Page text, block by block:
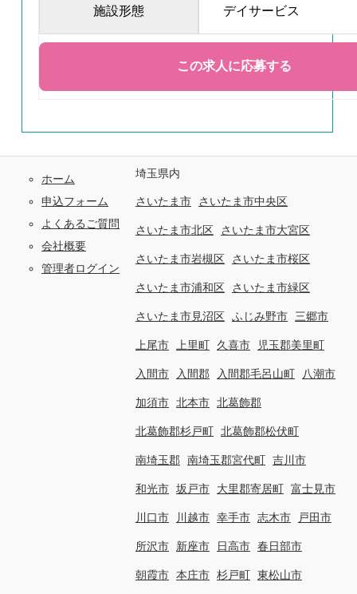
施設形態 デイサービス
ホーム
申込フォーム
よくあるご質問
会社概要
管理者ログイン
埼玉県内
さいたま市 さいたま市中央区
さいたま市北区 さいたま市大宮区
さいたま市岩槻区 さいたま市桜区
さいたま市浦和区 さいたま市緑区
さいたま市見沼区 ふじみ野市 三郷市
上尾市 上里町 久喜市 児玉郡美里町
入間市 入間郡 入間郡毛呂山町 八潮市
加須市 北本市 北葛飾郡
北葛飾郡杉戸町 北葛飾郡松伏町
南埼玉郡 南埼玉郡宮代町 吉川市
和光市 坂戸市 大里郡寄居町 富士見市
川口市 川越市 幸手市 志木市 戸田市
所沢市 新座市 日高市 春日部市
朝霞市 本庄市 杉戸町 東松山市